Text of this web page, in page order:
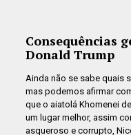
Consequências
Donald Trump
Ainda não se sabe quais
mas podemos afirmar
que o aiatolá Khomenei
um lugar melhor, assim
asqueroso e corrupto,